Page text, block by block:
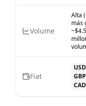
Volume
Alta
más
Fiat
USD
GBP
CAD